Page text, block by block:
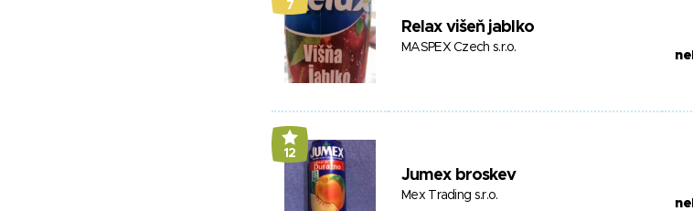
7
Relax višeň jablko
MASPEX Czech s.r.o.
12
Jumex broskev
Mex Trading s.r.o.